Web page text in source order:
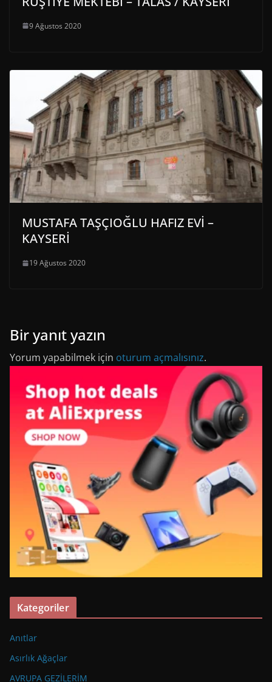
9 Ağustos 2020
MUSTAFA TAŞÇIOĞLU HAFIZ EVİ –
KAYSERİ
19 Ağustos 2020
Bir yanıt yazın
Yorum yapabilmek için oturum açmalısınız.
Kategoriler
Anıtlar
Asırlık Ağaçlar
AVRUPA GEZİLERİM